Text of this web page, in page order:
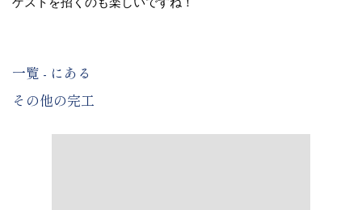
一覧 - にある
その他の完工